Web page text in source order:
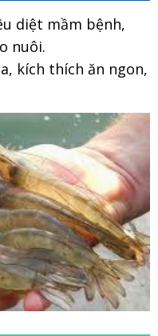
diệt mầm bệnh,
nuôi.
kích thích ăn ngon,